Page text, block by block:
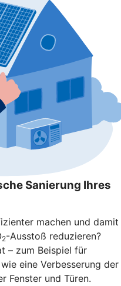
Sanierung Ihres
machen und damit
2-Ausstoß reduzieren?
– zum Beispiel für
eine Verbesserung der
Fenster und Türen.